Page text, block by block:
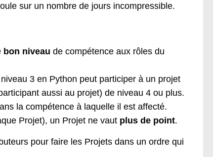
sur un nombre de jours incompressible.
bon niveau de compétence aux rôles du
3 en Python peut participer à un projet
aussi au projet) de niveau 4 ou plus.
la compétence à laquelle il est affecté.
Projet), un Projet ne vaut plus de point.
pour faire les Projets dans un ordre qui